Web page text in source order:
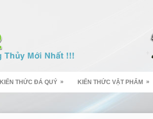
KIẾN THỨC ĐÁ QUÝ » KIẾN THỨC VẬT PHẨM »